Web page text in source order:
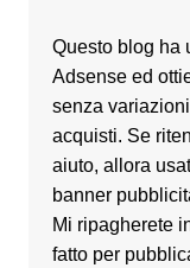
Questo blog ha
Adsense ed
senza
acquisti. Se
aiuto, allora
banner
Mi ripagherete
fatto per